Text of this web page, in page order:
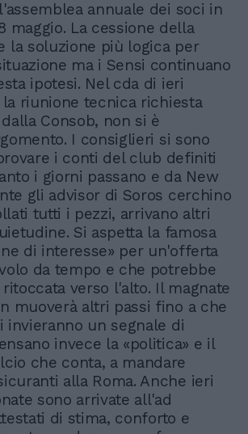
annuale dei soci in
maggio. La cessione della
la soluzione più logica per
ma i Sensi continuano
ipotesi. Nel cda di ieri
la riunione tecnica richiesta
Consob, non si è
I consiglieri si sono
i conti del club definiti
i giorni passano e da New
gli advisor di Soros cerchino
tutti i pezzi, arrivano altri
Si aspetta la famosa
di interesse» per un'offerta
da tempo e che potrebbe
verso l'alto. Il magnate
muoverà altri passi fino a che
invieranno un segnale di
invece la «politica» e il
che conta, a mandare
alla Roma. Anche ieri
sono arrivate all'ad
di stima, conforto e